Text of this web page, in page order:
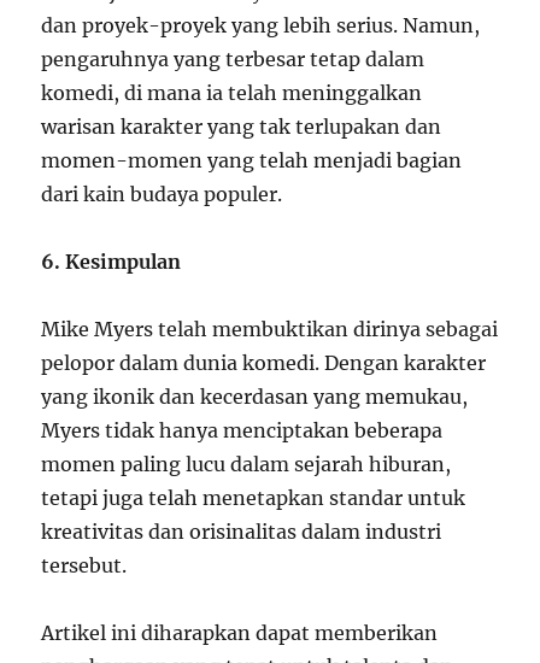
dan proyek-proyek yang lebih serius. Namun,
pengaruhnya yang terbesar tetap dalam
komedi, di mana ia telah meninggalkan
warisan karakter yang tak terlupakan dan
momen-momen yang telah menjadi bagian
dari kain budaya populer.
6. Kesimpulan
Mike Myers telah membuktikan dirinya sebagai
pelopor dalam dunia komedi. Dengan karakter
yang ikonik dan kecerdasan yang memukau,
Myers tidak hanya menciptakan beberapa
momen paling lucu dalam sejarah hiburan,
tetapi juga telah menetapkan standar untuk
kreativitas dan orisinalitas dalam industri
tersebut.
Artikel ini diharapkan dapat memberikan